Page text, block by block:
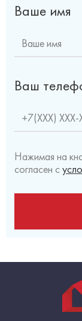
Ваше имя
Ваш
Нажимая на
согласен с